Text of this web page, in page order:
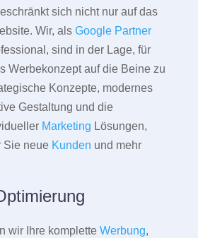
sich nicht nur auf das
Wir, als Google Partner
sind in der Lage, für
Werbekonzept auf die Beine zu
Konzepte, modernes
Gestaltung und die
Marketing Lösungen,
Sie neue Kunden und mehr
wir Ihre komplette Werbung,